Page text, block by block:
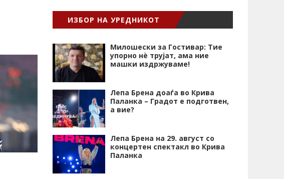
ИЗБОР НА УРЕДНИКОТ
Милошески за Гостивар: Тие
упорно нѐ трујат, ама ние
машки издржуваме!
Лепа Брена доаѓа во Крива
Паланка – Градот е подготвен,
а вие?
Лепа Брена на 29. август со
концертен спектакл во Крива
Паланка